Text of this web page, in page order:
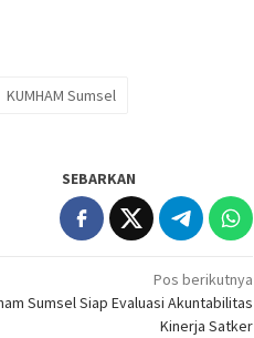
KUMHAM Sumsel
SEBARKAN
Pos berikutnya
Sumsel Siap Evaluasi Akuntabilitas
Kinerja Satker